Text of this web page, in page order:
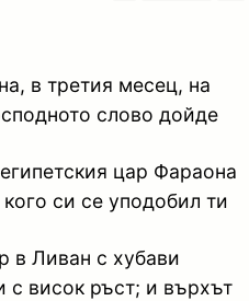
в третия месец, на
слово дойде
цар Фараона
си се уподобил ти
в Ливан с хубави
с висок ръст; и върхът